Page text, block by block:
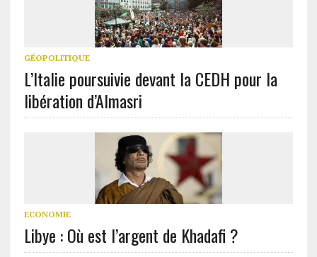
GÉOPOLITIQUE
L’Italie poursuivie devant la CEDH pour la
libération d’Almasri
ECONOMIE
Libye : Où est l’argent de Khadafi ?